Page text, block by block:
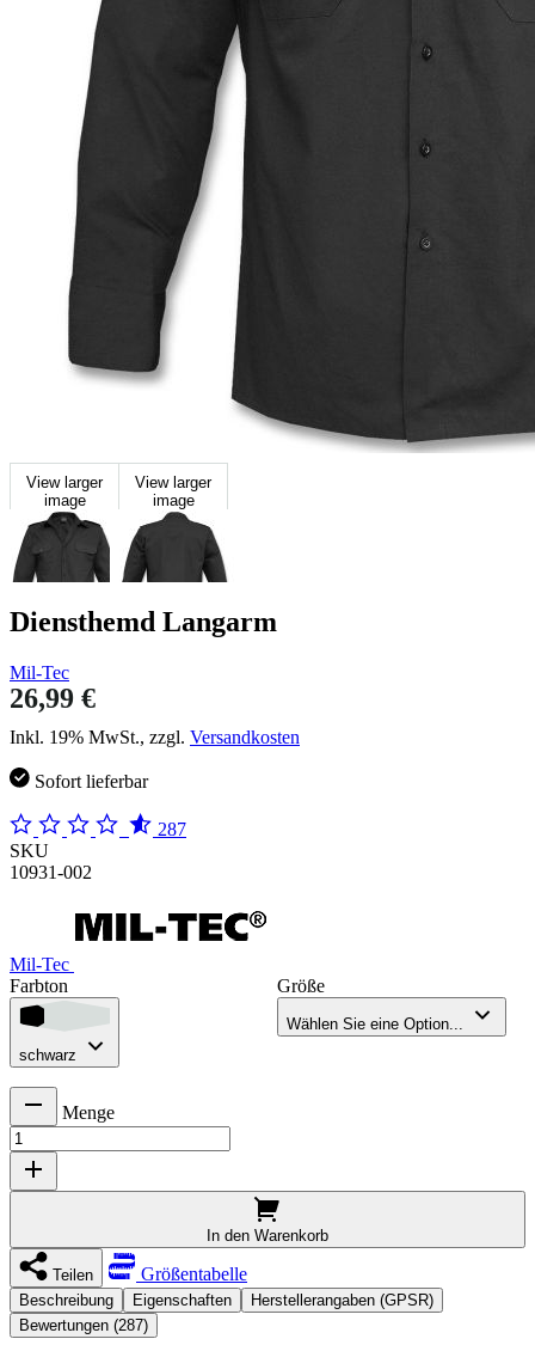
View larger
image
View larger
image
Diensthemd Langarm
Mil-Tec
26,99 €
Inkl. 19% MwSt., zzgl. Versandkosten
Sofort lieferbar
287
SKU
10931-002
Mil-Tec
Farbton
schwarz
Größe
Wählen Sie eine Option...
Menge
In den Warenkorb
Teilen Größentabelle
Beschreibung Eigenschaften
Herstellerangaben (GPSR)
Bewertungen (287)